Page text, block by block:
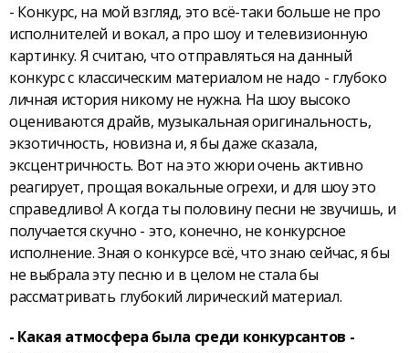
- Конкурс, на мой взгляд, это всё-таки больше не про
исполнителей и вокал, а про шоу и телевизионную
картинку. Я считаю, что отправляться на данный
конкурс с классическим материалом не надо - глубоко
личная история никому не нужна. На шоу высоко
оцениваются драйв, музыкальная оригинальность,
экзотичность, новизна и, я бы даже сказала,
эксцентричность. Вот на это жюри очень активно
реагирует, прощая вокальные огрехи, и для шоу это
справедливо! А когда ты половину песни не звучишь, и
получается скучно - это, конечно, не конкурсное
исполнение. Зная о конкурсе всё, что знаю сейчас, я бы
не выбрала эту песню и в целом не стала бы
рассматривать глубокий лирический материал.
- Какая атмосфера была среди конкурсантов -